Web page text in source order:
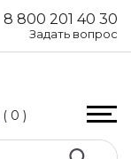
8 800 201 40 30
Задать вопрос
( 0 )